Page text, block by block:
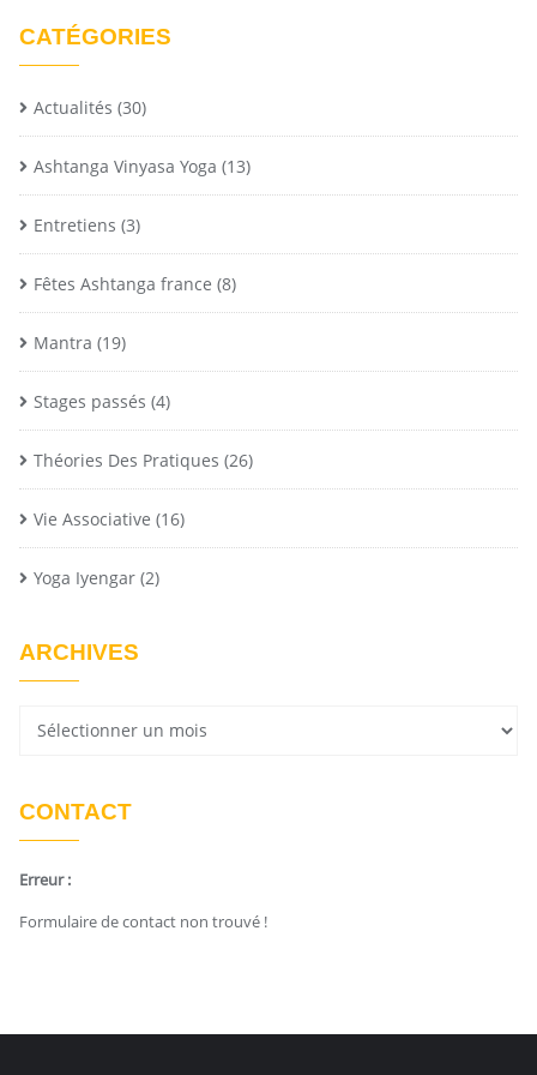
CATÉGORIES
Actualités (30)
Ashtanga Vinyasa Yoga (13)
Entretiens (3)
Fêtes Ashtanga france (8)
Mantra (19)
Stages passés (4)
Théories Des Pratiques (26)
Vie Associative (16)
Yoga Iyengar (2)
ARCHIVES
CONTACT
Erreur :
Formulaire de contact non trouvé !